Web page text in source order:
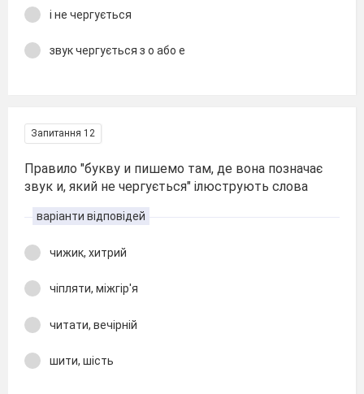
і не чергується
звук чергується з о або е
Запитання 12
Правило "букву и пишемо там, де вона позначає
звук и, який не чергується" ілюструють слова
варіанти відповідей
чижик, хитрий
чіпляти, міжгір'я
читати, вечірній
шити, шість